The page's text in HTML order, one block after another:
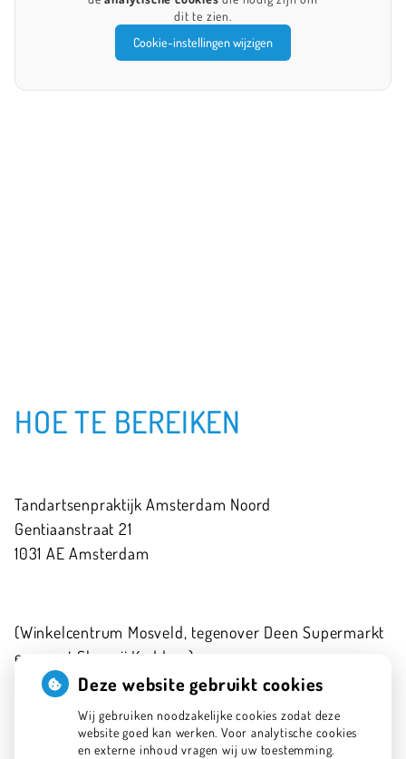
dit te zien.
Cookie-instellingen wijzigen
HOE TE BEREIKEN
Tandartsenpraktijk Amsterdam Noord
Gentiaanstraat21
1031 AE Amsterdam
(Winkelcentrum Mosveld, tegenover Deen Supermarkt
en naast Slagerij Kaddour)
020-6341575
info@tpan.nl
Deze website gebruikt cookies
Wij gebruiken noodzakelijke cookies zodat deze
website goed kan werken. Voor analytische cookies
en externe inhoud vragen wij uw toestemming.